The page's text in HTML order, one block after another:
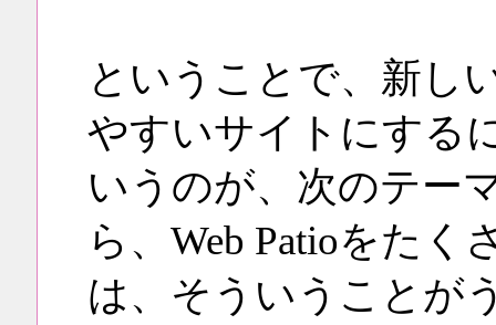
ということで、新し
やすいサイトにする
いうのが、次のテー
ら、Web Patioをたく
は、そういうことが